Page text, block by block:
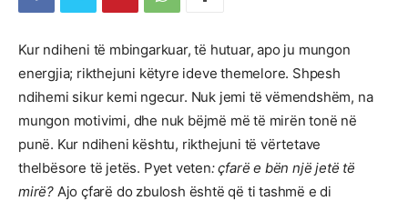
Kur ndiheni të mbingarkuar, të hutuar, apo ju mungon
energjia; rikthejuni këtyre ideve themelore. Shpesh
ndihemi sikur kemi ngecur. Nuk jemi të vëmendshëm, na
mungon motivimi, dhe nuk bëjmë më të mirën tonë në
punë. Kur ndiheni kështu, rikthejuni të vërtetave
thelbësore të jetës. Pyet veten: çfarë e bën një jetë të
mirë? Ajo çfarë do zbulosh është që ti tashmë e di